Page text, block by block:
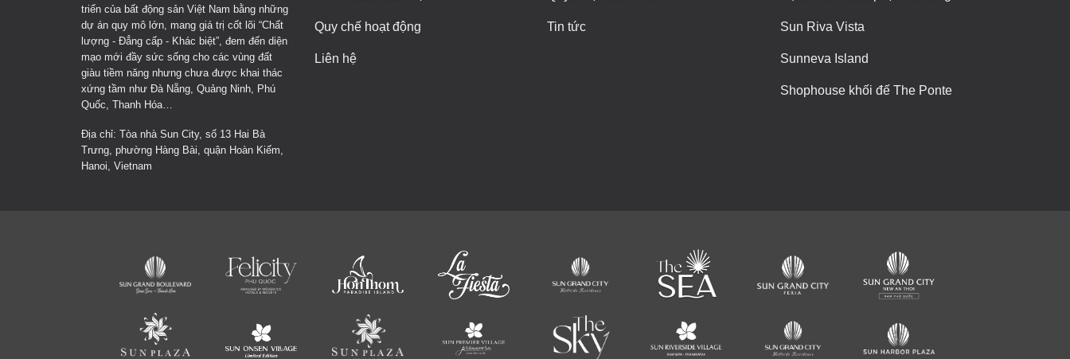
triển của bất động sản Việt Nam bằng những
dự án quy mô lớn, mang giá trị cốt lõi “Chất
lượng - Đẳng cấp - Khác biệt”, đem đến diện
mạo mới đầy sức sống cho các vùng đất
giàu tiềm năng nhưng chưa được khai thác
xứng tầm như Đà Nẵng, Quảng Ninh, Phú
Quốc, Thanh Hóa…
Địa chỉ: Tòa nhà Sun City, số 13 Hai Bà
Trưng, phường Hàng Bài, quận Hoàn Kiếm,
Hanoi, Vietnam
Quy chế hoạt động
Liên hệ
Tin tức Sun Riva Vista
Sunneva Island
Shophouse khối đế The Ponte